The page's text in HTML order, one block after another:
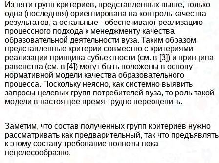
Из пяти групп критериев, представленных выше, только
одна (последняя) ориентирована на контроль качества
результатов, а остальные - обеспечивают реализацию
процессного подхода к менеджменту качества
образовательной деятельности вуза. Таким образом,
представленные критерии совместно с критериями
реализации принципа субъектности (см. в [3]) и принципа
равенства (см. в [4]) могут быть положены в основу
нормативной модели качества образовательного
процесса. Поскольку неясно, как системно выявить
запросы целевых групп потребителей вуза, то роль такой
модели в настоящее время трудно переоценить.
Заметим, что состав полученных групп критериев нужно
рассматривать как предварительный, так что предъявлять
к этому составу требование полноты пока
нецелесообразно.